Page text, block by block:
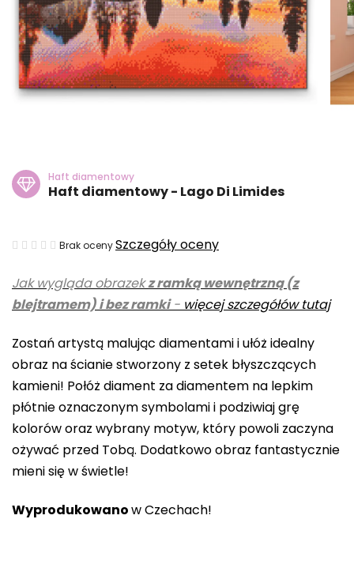
Jak wygląda obrazekz ramką wewnętrzną (z
blejtramem) i bez ramki- więcej szczegółów tutaj
Zostań artystą malując diamentami i ułóż idealny
obraz na ścianie stworzony z setek błyszczących
kamieni! Połóż diament za diamentem na lepkim
płótnie oznaczonym symbolami i podziwiaj grę
kolorów oraz wybrany motyw, który powoli zaczyna
ożywać przed Tobą. Dodatkowo obraz fantastycznie
mieni się w świetle!
Wyprodukowanow Czechach!
Haft diamentowy
Haft diamentowy - Lago Di Limides
Średnia
produktu
wynosi
na
5
gwiazdek.
Brak ocenySzczegóły oceny